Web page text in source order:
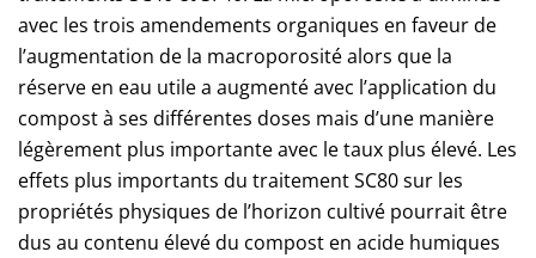
avec les trois amendements organiques en faveur de
l’augmentation de la macroporosité alors que la
réserve en eau utile a augmenté avec l’application du
compost à ses différentes doses mais d’une manière
légèrement plus importante avec le taux plus élevé. Les
effets plus importants du traitement SC80 sur les
propriétés physiques de l’horizon cultivé pourrait être
dus au contenu élevé du compost en acide humiques